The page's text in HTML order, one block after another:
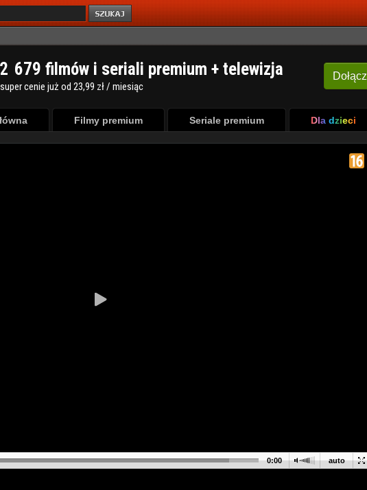
Dołącz
2 679 filmów i seriali premium + telewizja
cenie już od 23,99 zł / miesiąc
Filmy premium Seriale premium Dla dzieci
auto
0:00